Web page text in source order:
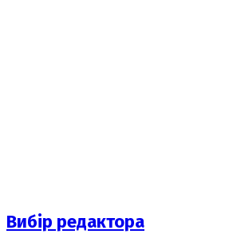
Вибір редактора